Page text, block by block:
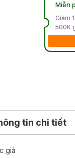
Miễn
Giảm
500K
tin chi tiết
giả